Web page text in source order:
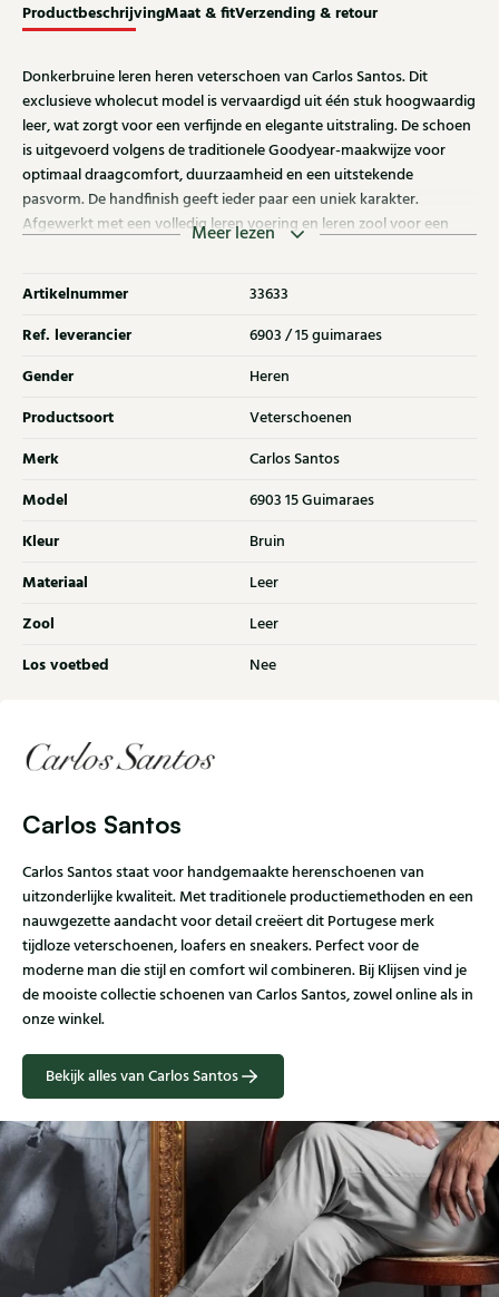
ProductbeschrijvingMaat & fitVerzending & retour
Donkerbruine leren heren veterschoen van Carlos Santos. Dit
exclusieve wholecut model is vervaardigd uit één stuk hoogwaardig
leer, wat zorgt voor een verfijnde en elegante uitstraling. De schoen
is uitgevoerd volgens de traditionele Goodyear-maakwijze voor
optimaal draagcomfort, duurzaamheid en een uitstekende
pasvorm. De handfinish geeft ieder paar een uniek karakter.
Afgewerkt met een volledig leren voering en leren zool voor een
Meer lezen
Artikelnummer 33633
Ref. leverancier 6903 / 15 guimaraes
Gender Heren
Productsoort Veterschoenen
Merk Carlos Santos
Model 6903 15 Guimaraes
Kleur Bruin
Materiaal Leer
Zool Leer
Los voetbed Nee
Carlos Santos
Carlos Santos staat voor handgemaakte herenschoenen van
uitzonderlijke kwaliteit. Met traditionele productiemethoden en een
nauwgezette aandacht voor detail creëert dit Portugese merk
tijdloze veterschoenen, loafers en sneakers. Perfect voor de
moderne man die stijl en comfort wil combineren. Bij Klijsen vind je
de mooiste collectie schoenen van Carlos Santos, zowel online als in
onze winkel.
Bekijk alles van Carlos Santos